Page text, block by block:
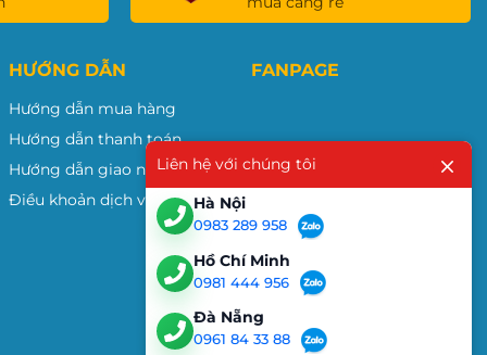
HƯỚNG DẪN
Hướng dẫn mua hàng
Hướng dẫn thanh toán
Hướng dẫn giao nhận
Điều khoản dịch vụ
FANPAGE
Liên hệ với chúng tôi
Hà Nội
0983 289 958
Hồ Chí Minh
0981 444 956
Đà Nẵng
0961 84 33 88